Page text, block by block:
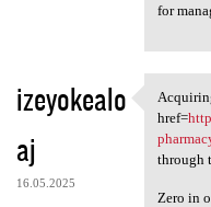
for
izeyokealo
aj
16.05.2025
href=
through
Zero in